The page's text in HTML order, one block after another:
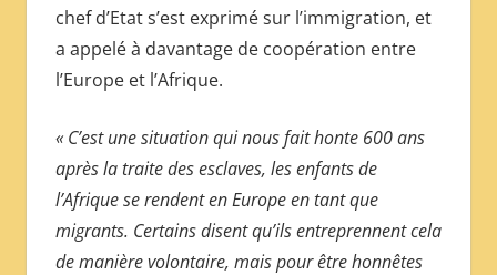
chef d’Etat s’est exprimé sur l’immigration, et
a appelé à davantage de coopération entre
l’Europe et l’Afrique.
« C’est une situation qui nous fait honte 600 ans
après la traite des esclaves, les enfants de
l’Afrique se rendent en Europe en tant que
migrants. Certains disent qu’ils entreprennent cela
de manière volontaire, mais pour être honnêtes